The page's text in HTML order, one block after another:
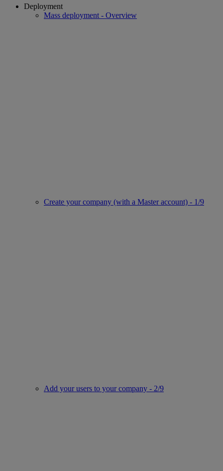
Deployment
Mass deployment - Overview
Create your company (with a Master account) - 1/9
Add your users to your company - 2/9